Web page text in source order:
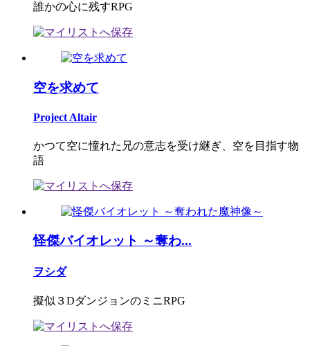
誰かの心に残すRPG
空を求めて
Project Altair
かつて空に憧れた兄の意志を受け継ぎ、空を目指す物
語
怪傑バイオレット ～奪わ...
ヲシダ
擬似３DダンジョンのミニRPG